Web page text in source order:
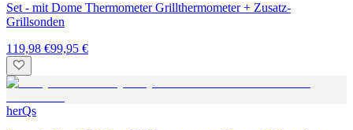
Set - mit Dome Thermometer Grillthermometer + Zusatz-
Grillsonden
119,98 €99,95 €
herQs